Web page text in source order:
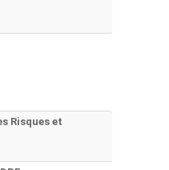
Risques et